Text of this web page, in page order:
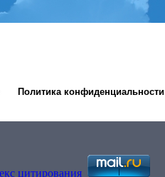
Политика конфиденциальности